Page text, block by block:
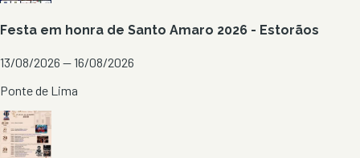
Festa em honra de Santo Amaro 2026 - Estorãos
13/08/2026 — 16/08/2026
Ponte de Lima